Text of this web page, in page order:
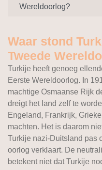
Wereldoorlog?
Waar stond
Tweede
Turkije heeft genoeg
Eerste Wereldoorlog. In
machtige Osmaanse Rijk
dreigt het land zelf te
Engeland, Frankrijk,
machten. Het is daarom
Turkije nazi-Duitsland pas
oorlog verklaart. De
betekent niet dat Turkije